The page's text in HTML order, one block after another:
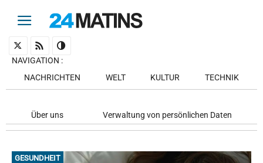
NAVIGATION :
NACHRICHTEN
WELT KULTUR TECHNIK
Über uns Verwaltung von persönlichen Daten
GESUNDHEIT